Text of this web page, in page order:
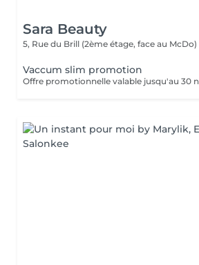
Sara Beauty
5, Rue du Brill (2ème étage, face au McDo)
Vaccum slim promotion